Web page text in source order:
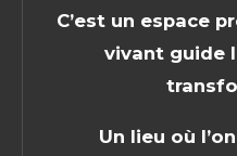
C’est un espace
vivant guide
Un lieu où